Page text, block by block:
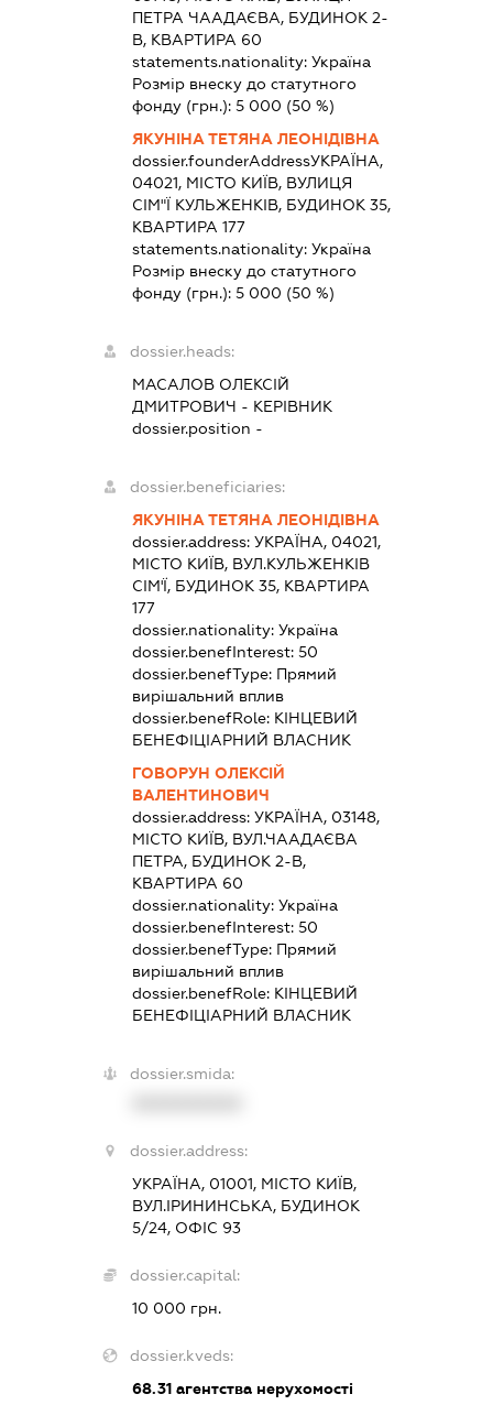
ПЕТРА ЧААДАЄВА, БУДИНОК 2-
В, КВАРТИРА 60
statements.nationality:Україна
Розмір внеску до статутного
фонду (грн.):5 000 (50 %)
ЯКУНІНА ТЕТЯНА ЛЕОНІДІВНА
dossier.founderAddressУКРАЇНА,
04021, МІСТО КИЇВ, ВУЛИЦЯ
СІМ"Ї КУЛЬЖЕНКІВ, БУДИНОК 35,
КВАРТИРА 177
statements.nationality:Україна
Розмір внеску до статутного
фонду (грн.):5 000 (50 %)
dossier.heads:
МАСАЛОВ ОЛЕКСІЙ
ДМИТРОВИЧ - КЕРІВНИК
dossier.position -
dossier.beneficiaries:
ЯКУНІНА ТЕТЯНА ЛЕОНІДІВНА
dossier.address:УКРАЇНА, 04021,
МІСТО КИЇВ, ВУЛ.КУЛЬЖЕНКІВ
СІМ'Ї, БУДИНОК 35, КВАРТИРА
177
dossier.nationality:Україна
dossier.benefInterest:50
dossier.benefType: Прямий
вирішальний вплив
dossier.benefRole: КІНЦЕВИЙ
БЕНЕФІЦІАРНИЙ ВЛАСНИК
ГОВОРУН ОЛЕКСІЙ
ВАЛЕНТИНОВИЧ
dossier.address:УКРАЇНА, 03148,
МІСТО КИЇВ, ВУЛ.ЧААДАЄВА
ПЕТРА, БУДИНОК 2-В,
КВАРТИРА 60
dossier.nationality:Україна
dossier.benefInterest:50
dossier.benefType: Прямий
вирішальний вплив
dossier.benefRole: КІНЦЕВИЙ
БЕНЕФІЦІАРНИЙ ВЛАСНИК
dossier.smida:
dossier.address:
УКРАЇНА, 01001, МІСТО КИЇВ,
ВУЛ.ІРИНИНСЬКА, БУДИНОК
5/24, ОФІС 93
dossier.capital:
10 000 грн.
dossier.kveds:
68.31 агентства нерухомості